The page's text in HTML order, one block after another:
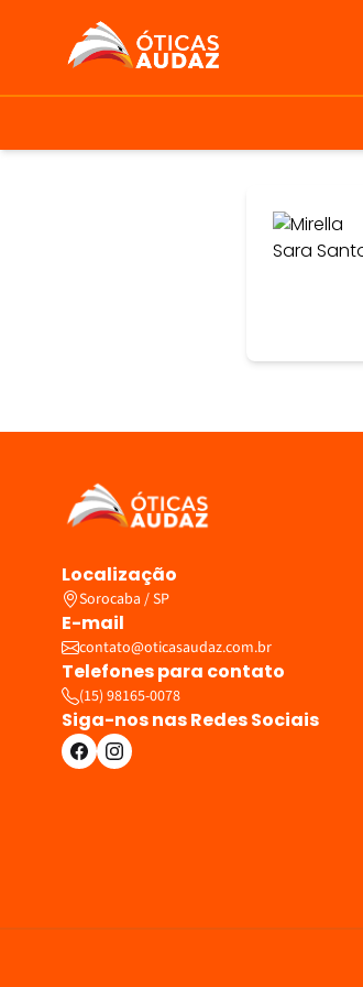
ÓTICAS AUDAZ
Localização
Sorocaba / SP
E-mail
contato@oticasaudaz.com.br
Telefones para contato
(15) 98165-0078
Siga-nos nas Redes Sociais